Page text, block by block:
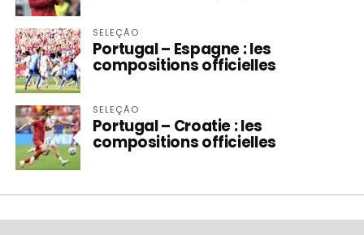
SELEÇÃO
Portugal – Espagne : les
compositions officielles
SELEÇÃO
Portugal – Croatie : les
compositions officielles